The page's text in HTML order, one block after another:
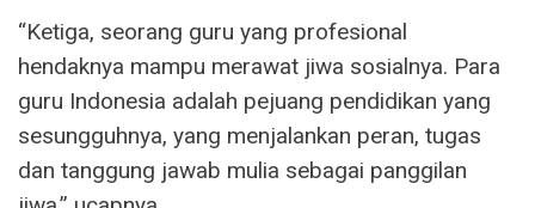
“Ketiga, seorang guru yang profesional
hendaknya mampu merawat jiwa sosialnya. Para
guru Indonesia adalah pejuang pendidikan yang
sesungguhnya, yang menjalankan peran, tugas
dan tanggung jawab mulia sebagai panggilan